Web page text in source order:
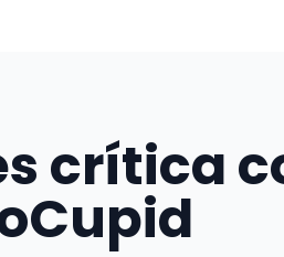
crítica